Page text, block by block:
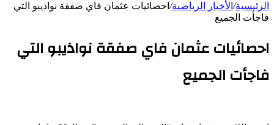
الرئيسية/ الأخبار الرياضية/ احصائيات عثمان فاي صفقة نواذيبو التي
فاجأت الجميع
احصائيات عثمان فاي صفقة نواذيبو التي
فاجأت الجميع